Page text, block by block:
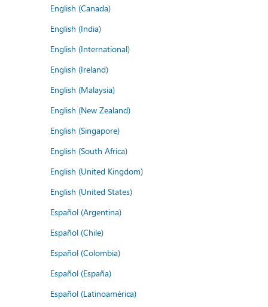
English (Canada)
English (India)
English (International)
English (Ireland)
English (Malaysia)
English (New Zealand)
English (Singapore)
English (South Africa)
English (United Kingdom)
English (United States)
Español (Argentina)
Español (Chile)
Español (Colombia)
Español (España)
Español (Latinoamérica)